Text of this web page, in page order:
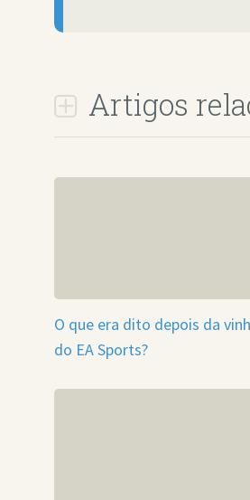
Artigos
O que era dito depois da
do EA Sports?